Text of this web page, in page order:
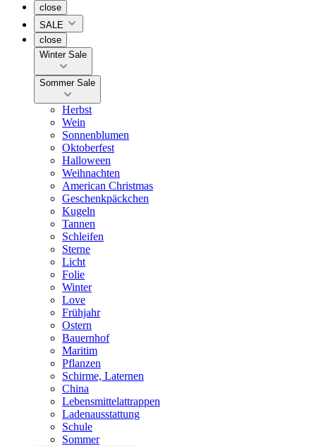
close
SALE
close
Winter Sale
Sommer Sale
Herbst
Wein
Sonnenblumen
Oktoberfest
Halloween
Weihnachten
American Christmas
Geschenkpäckchen
Kugeln
Tannen
Schleifen
Sterne
Licht
Folie
Winter
Love
Frühjahr
Ostern
Bauernhof
Maritim
Pflanzen
Schirme, Laternen
China
Lebensmittelattrappen
Ladenausstattung
Schule
Sommer